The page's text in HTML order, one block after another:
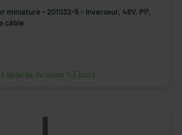
- 201032-5 - Inverseur, 48V, PP,
câble
délai de livraison 1-3 jours